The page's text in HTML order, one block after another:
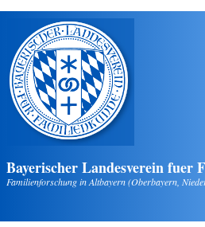
Direkt zum Inhalt
Bayerischer Landesverein fuer
Familienforschung in Altbayern (Oberbayern,